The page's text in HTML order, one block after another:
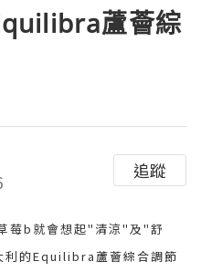
蘆薈綜
追蹤
莓b就會想起"清涼"及"舒
利的Equilibra蘆薈綜合調節